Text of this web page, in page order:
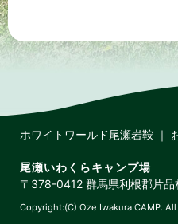
ホワイトワールド尾瀬岩鞍｜
尾瀬いわくらキャンプ場
〒378-0412 群馬県利根郡片
Copyright:(C) Oze Iwakura CAMP.